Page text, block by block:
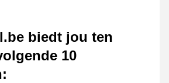
biedt jou ten
10
: